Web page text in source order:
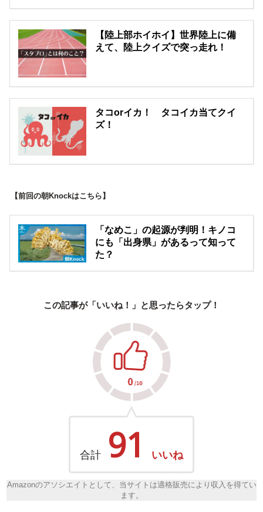
【陸上部ホイホイ】世界陸上に備
えて、陸上クイズで突っ走れ！
タコorイカ！ タコイカ当てクイ
ズ！
【前回の朝Knockはこちら】
「なめこ」の起源が判明！キノコ
にも「出身県」があるって知って
た？
この記事が「いいね！」と思ったらタップ！
合計 91 いいね
Amazonのアソシエイトとして、当サイトは適格販売により収入を得てい
ます。